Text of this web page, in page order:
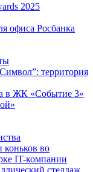
2025
офиса Росбанка
территория
в ЖК «Событие 3»
коньков во
IT-компании
стеллаж